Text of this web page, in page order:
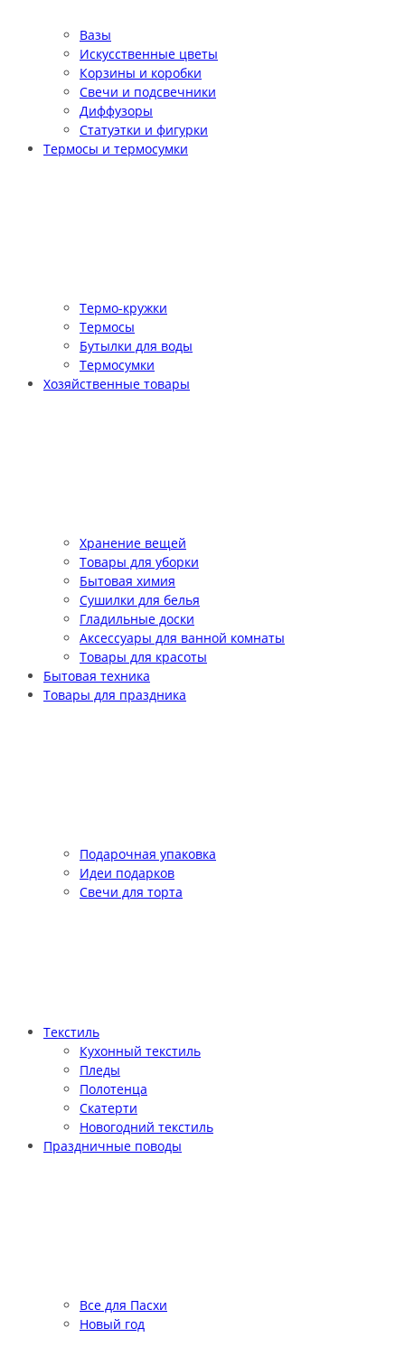
Вазы
Искусственные цветы
Корзины и коробки
Свечи и подсвечники
Диффузоры
Статуэтки и фигурки
Термосы и термосумки
Термо-кружки
Термосы
Бутылки для воды
Термосумки
Хозяйственные товары
Хранение вещей
Товары для уборки
Бытовая химия
Сушилки для белья
Гладильные доски
Аксессуары для ванной комнаты
Товары для красоты
Бытовая техника
Товары для праздника
Подарочная упаковка
Идеи подарков
Свечи для торта
Текстиль
Кухонный текстиль
Пледы
Полотенца
Скатерти
Новогодний текстиль
Праздничные поводы
Все для Пасхи
Новый год